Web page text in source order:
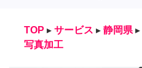
TOP ▸ サービス ▸ 静岡県 ▸
写真加工